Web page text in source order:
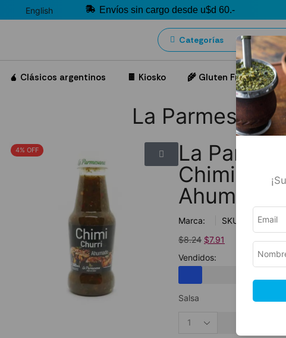
English Envíos sin cargo desde u$d 60.-
Categorías
🧉 Clásicos argentinos 🍫 Kiosko 🌾 Gluten Free ✡
La Parmesana
4% OFF
La
Ahumado
Marca:
SKU:
$8.24 $7.91
Vendidos:
Salsa